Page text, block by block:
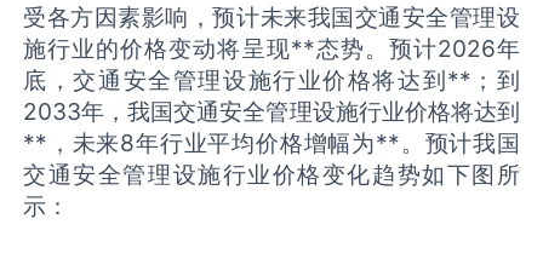
受各方因素影响，预计未来我国交通安全管理设
施行业的价格变动将呈现**态势。预计2026年
底，交通安全管理设施行业价格将达到**；到
2033年，我国交通安全管理设施行业价格将达到
**，未来8年行业平均价格增幅为**。预计我国
交通安全管理设施行业价格变化趋势如下图所
示：